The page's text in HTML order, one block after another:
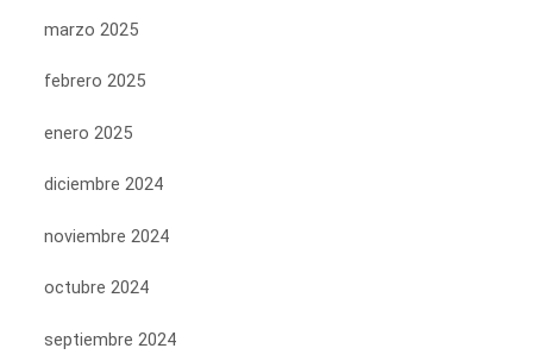
marzo 2025
febrero 2025
enero 2025
diciembre 2024
noviembre 2024
octubre 2024
septiembre 2024